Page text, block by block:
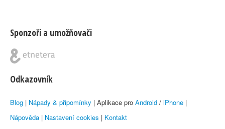
Sponzoři a umožňovači
Odkazovník
Blog | Nápady & připomínky | Aplikace pro Android / iPhone |
Nápověda | Nastavení cookies | Kontakt